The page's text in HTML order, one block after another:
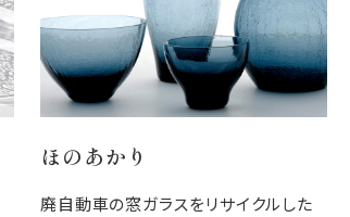
ほのあかり
廃自動車の窓ガラスをリサイクルした